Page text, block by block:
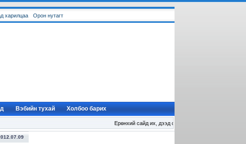
харилцаа Орон нутагт
Вэбийн тухай Холбоо барих
Ерөнхий сайд их, дээд сургуулийн удирдлагуудтай